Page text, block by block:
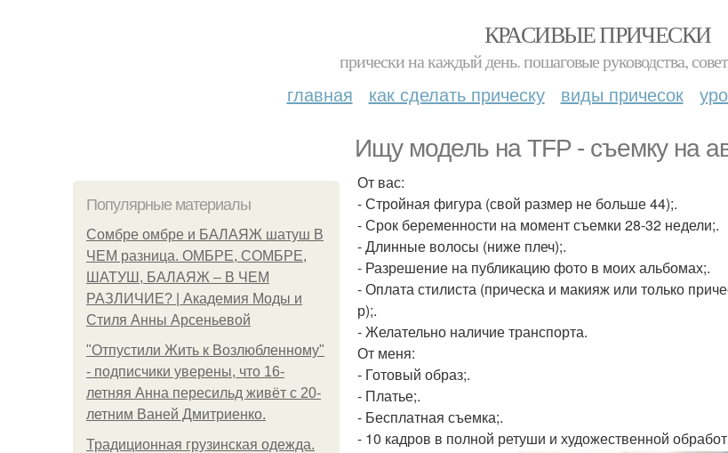
КРАСИВЫЕ ПРИЧЕСКИ
прически на каждый день. пошаговые руководства,
главная как сделать прическу виды причесок
Ищу модель на TFP - съемку на
Популярные материалы
Сомбре омбре и БАЛАЯЖ шатуш В
ЧЕМ разница. ОМБРЕ, СОМБРЕ,
ШАТУШ, БАЛАЯЖ – В ЧЕМ
РАЗЛИЧИЕ? | Академия Моды и
Стиля Анны Арсеньевой
"Отпустили Жить к Возлюбленному"
- подписчики уверены, что 16-
летняя Анна пересильд живёт с 20-
летним Ваней Дмитриенко.
Традиционная грузинская одежда.
От вас:
- Стройная фигура (свой размер не больше 44);.
- Срок беременности на момент съемки 28-32 недели;.
- Длинные волосы (ниже плеч);.
- Разрешение на публикацию фото в моих альбомах;.
- Оплата стилиста (прическа и макияж или только
р);.
- Желательно наличие транспорта.
От меня:
- Готовый образ;.
- Платье;.
- Бесплатная съемка;.
- 10 кадров в полной ретуши и художественной